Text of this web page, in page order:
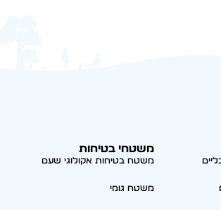
משטחי בטיחות
משטח בטיחות אקולוגי שעם
משטח גומי